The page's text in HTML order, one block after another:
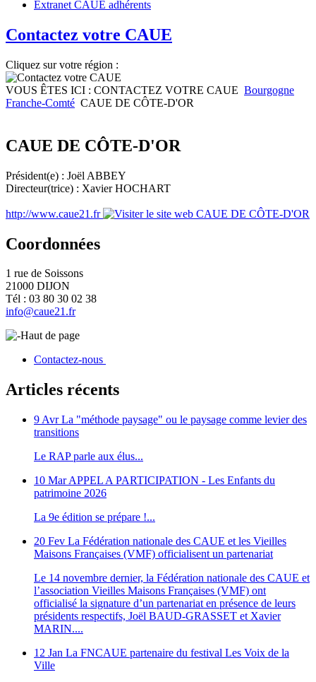
Extranet CAUE adhérents
Contactez votre CAUE
Cliquez sur votre région :
VOUS ÊTES ICI : CONTACTEZ VOTRE CAUE Bourgogne
Franche-Comté CAUE DE CÔTE-D'OR
CAUE DE CÔTE-D'OR
Président(e) : Joël ABBEY
Directeur(trice) : Xavier HOCHART
http://www.caue21.fr
Coordonnées
1 rue de Soissons
21000 DIJON
Tél : 03 80 30 02 38
info@caue21.fr
Haut de page
Contactez-nous
Articles récents
9 Avr La "méthode paysage" ou le paysage comme levier des
transitions
Le RAP parle aux élus...
10 Mar APPEL A PARTICIPATION - Les Enfants du
patrimoine 2026
La 9e édition se prépare !...
20 Fev La Fédération nationale des CAUE et les Vieilles
Maisons Françaises (VMF) officialisent un partenariat
Le 14 novembre dernier, la Fédération nationale des CAUE et
l’association Vieilles Maisons Françaises (VMF) ont
officialisé la signature d’un partenariat en présence de leurs
présidents respectifs, Joël BAUD-GRASSET et Xavier
MARIN....
12 Jan La FNCAUE partenaire du festival Les Voix de la
Ville